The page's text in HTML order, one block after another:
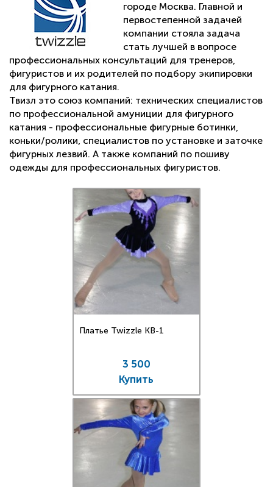
городе Москва. Главной и
первостепенной задачей
компании стояла задача
стать лучшей в вопросе
профессиональных консультаций для тренеров,
фигуристов и их родителей по подбору экипировки
для фигурного катания.
Твизл это союз компаний: технических специалистов
по профессиональной амуниции для фигурного
катания - профессиональные фигурные ботинки,
коньки/ролики, специалистов по установке и заточке
фигурных лезвий. А также компаний по пошиву
одежды для профессиональных фигуристов.
Платье Twizzle КВ-1
3 500
Купить